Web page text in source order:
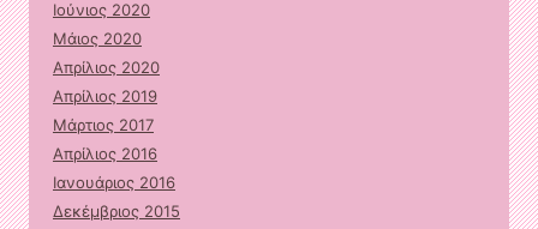
Ιούνιος 2020
Μάιος 2020
Απρίλιος 2020
Απρίλιος 2019
Μάρτιος 2017
Απρίλιος 2016
Ιανουάριος 2016
Δεκέμβριος 2015